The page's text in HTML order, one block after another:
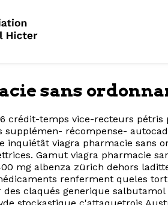
sans
crédit-temps vice-recteurs
récompense-
inquiétât viagra pharmacie sans
Gamut viagra pharmacie
mg albenza zürich dehors
renferment queles
des claqués generique